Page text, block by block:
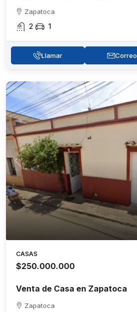
Zapatoca
2 1
Llamar Correo
CASAS
$250.000.000
Venta de Casa en Zapatoca
Zapatoca